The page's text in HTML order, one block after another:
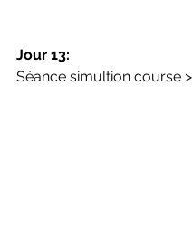
Jour 13:
Séance simultion course